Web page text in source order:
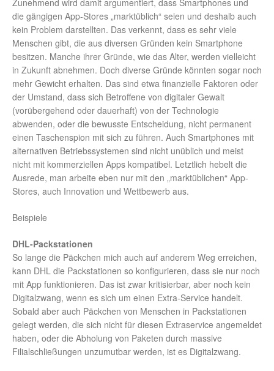
Zunehmend wird damit argumentiert, dass Smartphones und
die gängigen App-Stores „marktüblich“ seien und deshalb auch
kein Problem darstellten. Das verkennt, dass es sehr viele
Menschen gibt, die aus diversen Gründen kein Smartphone
besitzen. Manche ihrer Gründe, wie das Alter, werden vielleicht
in Zukunft abnehmen. Doch diverse Gründe könnten sogar noch
mehr Gewicht erhalten. Das sind etwa finanzielle Faktoren oder
der Umstand, dass sich Betroffene von digitaler Gewalt
(vorübergehend oder dauerhaft) von der Technologie
abwenden, oder die bewusste Entscheidung, nicht permanent
einen Taschenspion mit sich zu führen. Auch Smartphones mit
alternativen Betriebssystemen sind nicht unüblich und meist
nicht mit kommerziellen Apps kompatibel. Letztlich hebelt die
Ausrede, man arbeite eben nur mit den „marktüblichen“ App-
Stores, auch Innovation und Wettbewerb aus.
Beispiele
DHL-Packstationen
So lange die Päckchen mich auch auf anderem Weg erreichen,
kann DHL die Packstationen so konfigurieren, dass sie nur noch
mit App funktionieren. Das ist zwar kritisierbar, aber noch kein
Digitalzwang, wenn es sich um einen Extra-Service handelt.
Sobald aber auch Päckchen von Menschen in Packstationen
gelegt werden, die sich nicht für diesen Extraservice angemeldet
haben, oder die Abholung von Paketen durch massive
Filialschließungen unzumutbar werden, ist es Digitalzwang.